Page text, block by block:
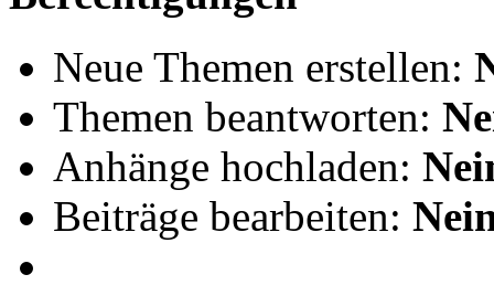
Neue Themen erstellen:
Themen beantworten:
Anhänge hochladen:
Beiträge bearbeiten: